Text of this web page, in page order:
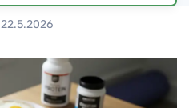
22.5.2026